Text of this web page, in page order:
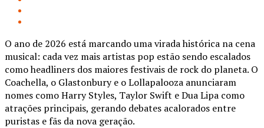
O ano de 2026 está marcando uma virada histórica na cena
musical: cada vez mais artistas pop estão sendo escalados
como headliners dos maiores festivais de rock do planeta. O
Coachella, o Glastonbury e o Lollapalooza anunciaram
nomes como Harry Styles, Taylor Swift e Dua Lipa como
atrações principais, gerando debates acalorados entre
puristas e fãs da nova geração.